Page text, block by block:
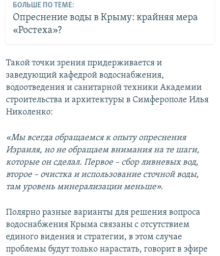
БОЛЬШЕ ПО ТЕМЕ:
Опреснение воды в Крыму: крайняя мера
«Ростеха»?
Такой точки зрения придерживается и
заведующий кафедрой водоснабжения,
водоотведения и санитарной техники Академии
строительства и архитектуры в Симферополе Илья
Николенко:
«Мы всегда обращаемся к опыту опреснения
Израиля, но не обращаем внимания на те шаги,
которые он сделал. Первое – сбор ливневых вод,
второе – очистка и использование сточной воды,
там уровень минерализации меньше».
Полярно разные варианты для решения вопроса
водоснабжения Крыма связаны с отсутствием
единого видения и стратегии, в этом случае
проблемы будут только нарастать, говорит в эфире